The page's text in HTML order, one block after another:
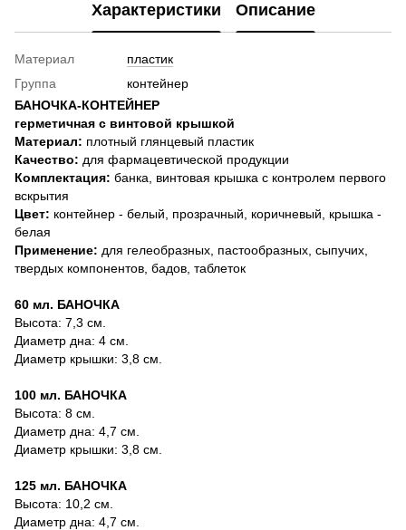
Характеристики Описание
Материал
пластик
Группа
контейнер
БАНОЧКА-КОНТЕЙНЕР
герметичная с винтовой крышкой
Материал: плотный глянцевый пластик
Качество: для фармацевтической продукции
Комплектация: банка, винтовая крышка с контролем первого
вскрытия
Цвет: контейнер - белый, прозрачный, коричневый, крышка -
белая
Применение: для гелеобразных, пастообразных, сыпучих,
твердых компонентов, бадов, таблеток
60 мл. БАНОЧКА
Высота: 7,3 cм.
Диаметр дна: 4 см.
Диаметр крышки: 3,8 см.
100 мл. БАНОЧКА
Высота: 8 cм.
Диаметр дна: 4,7 см.
Диаметр крышки: 3,8 см.
125 мл. БАНОЧКА
Высота: 10,2 cм.
Диаметр дна: 4,7 см.